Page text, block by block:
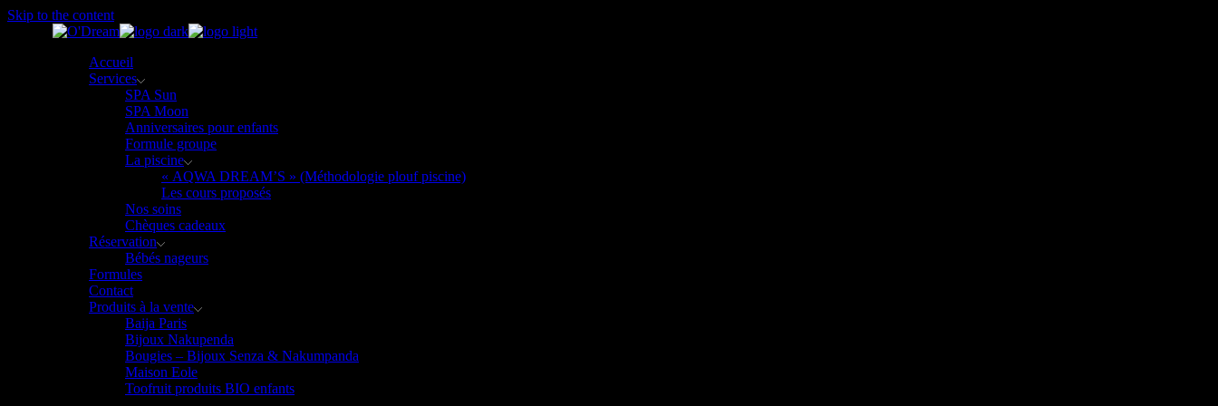
Skip to the content
Accueil
Services
SPA Sun
SPA Moon
Anniversaires pour enfants
Formule groupe
La piscine
« AQWA DREAM’S » (Méthodologie plouf piscine)
Les cours proposés
Nos soins
Chèques cadeaux
Réservation
Bébés nageurs
Formules
Contact
Produits à la vente
Baija Paris
Bijoux Nakupenda
Bougies – Bijoux Senza & Nakumpanda
Maison Eole
Toofruit produits BIO enfants